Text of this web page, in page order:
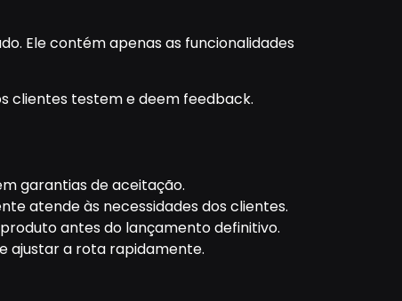
Ele contém apenas as funcionalidades
clientes testem e deem feedback.
garantias de aceitação.
atende às necessidades dos clientes.
antes do lançamento definitivo.
ajustar a rota rapidamente.